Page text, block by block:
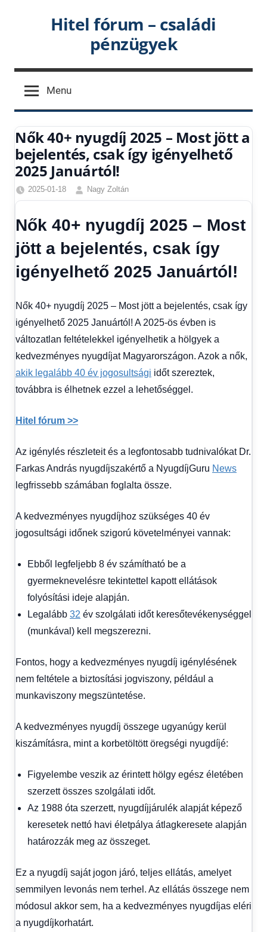
Hitel fórum – családi
pénzügyek
Menu
Nők 40+ nyugdíj 2025 – Most jött a
bejelentés, csak így igényelhető
2025 Januártól!
2025-01-18
Nagy Zoltán
Egyéb,
hírek,
Hírek,
Hírek
Hitel
fórum
Nők 40+ nyugdíj 2025 – Most
jött a bejelentés, csak így
igényelhető 2025 Januártól!
Nők 40+ nyugdíj 2025 – Most jött a bejelentés, csak így
igényelhető 2025 Januártól! A 2025-ös évben is
változatlan feltételekkel igényelhetik a hölgyek a
kedvezményes nyugdíjat Magyarországon. Azok a nők,
akik legalább 40 év jogosultsági időt szereztek,
továbbra is élhetnek ezzel a lehetőséggel.
Hitel fórum >>
Az igénylés részleteit és a legfontosabb tudnivalókat Dr.
Farkas András nyugdíjszakértő a NyugdíjGuru News
legfrissebb számában foglalta össze.
A kedvezményes nyugdíjhoz szükséges 40 év
jogosultsági időnek szigorú követelményei vannak:
Ebből legfeljebb 8 év számítható be a
gyermeknevelésre tekintettel kapott ellátások
folyósítási ideje alapján.
Legalább 32 év szolgálati időt keresőtevékenységgel
(munkával) kell megszerezni.
Fontos, hogy a kedvezményes nyugdíj igénylésének
nem feltétele a biztosítási jogviszony, például a
munkaviszony megszüntetése.
A kedvezményes nyugdíj összege ugyanúgy kerül
kiszámításra, mint a korbetöltött öregségi nyugdíjé:
Figyelembe veszik az érintett hölgy egész életében
szerzett összes szolgálati időt.
Az 1988 óta szerzett, nyugdíjjárulék alapját képező
keresetek nettó havi életpálya átlagkeresete alapján
határozzák meg az összeget.
Ez a nyugdíj saját jogon járó, teljes ellátás, amelyet
semmilyen levonás nem terhel. Az ellátás összege nem
módosul akkor sem, ha a kedvezményes nyugdíjas eléri
a nyugdíjkorhatárt.